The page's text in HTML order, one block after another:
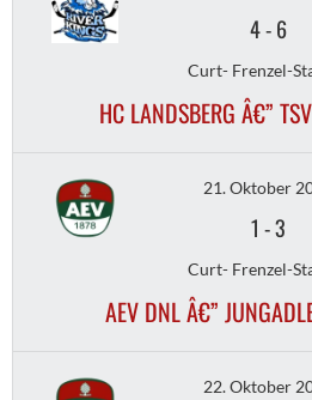
4-6
Curt- Frenzel-
HC LANDSBERG Â€” TSV
21. Oktober
1 -3
Curt- Frenzel-
AEV DNL Â€”
22. Oktober